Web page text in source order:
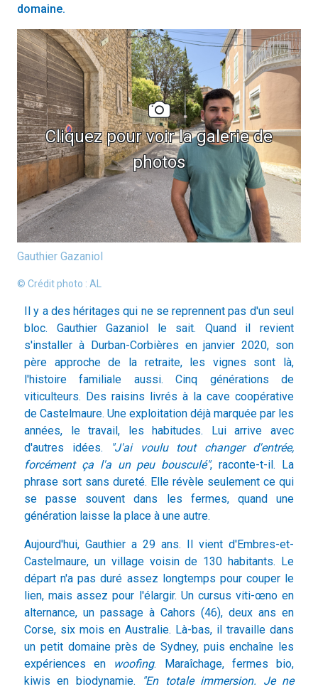
domaine.
Cliquez pour voir la galerie de
photos
Gauthier Gazaniol
© Crédit photo : AL
Il y a des héritages qui ne se reprennent pas d'un seul
bloc. Gauthier Gazaniol le sait. Quand il revient
s'installer à Durban-Corbières en janvier 2020, son
père approche de la retraite, les vignes sont là,
l'histoire familiale aussi. Cinq générations de
viticulteurs. Des raisins livrés à la cave coopérative
de Castelmaure. Une exploitation déjà marquée par les
années, le travail, les habitudes. Lui arrive avec
d'autres idées.
"J'ai voulu tout changer d'entrée,
forcément ça l'a un peu bousculé", raconte-t-il. La
phrase sort sans dureté. Elle révèle seulement ce qui
se passe souvent dans les fermes, quand une
génération laisse la place à une autre.
Aujourd'hui, Gauthier a 29 ans. Il vient d'Embres-et-
Castelmaure, un village voisin de 130 habitants. Le
départ n'a pas duré assez longtemps pour couper le
lien, mais assez pour l'élargir. Un cursus viti-œno en
alternance, un passage à Cahors (46), deux ans en
Corse, six mois en Australie. Là-bas, il travaille dans
un petit domaine près de Sydney, puis enchaîne les
expériences en woofing. Maraîchage, fermes bio,
kiwis en biodynamie.
"En totale immersion. Je ne